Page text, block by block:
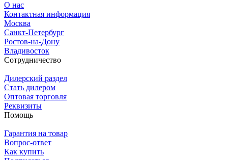
О нас
Контактная информация
Москва
Санкт-Петербург
Ростов-на-Дону
Владивосток
Сотрудничество
Дилерский раздел
Стать дилером
Оптовая торговля
Реквизиты
Помощь
Гарантия на товар
Вопрос-ответ
Как купить